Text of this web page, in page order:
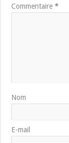
Commentaire*
Nom
E-mail